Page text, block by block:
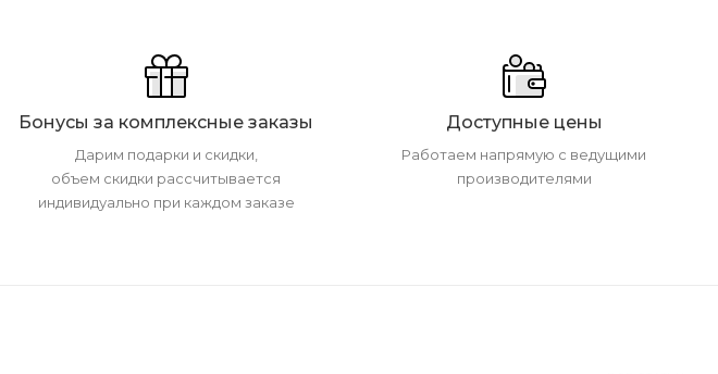
Бонусы за комплексные заказы
Дарим подарки и скидки,
объем скидки рассчитывается
индивидуально при каждом заказе
Доступные цены
Работаем напрямую с ведущими
производителями